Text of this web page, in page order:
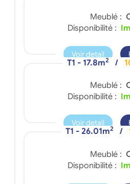
Meublé :
Disponibilité :
Voir detail
T1 - 17.8m2 /
Meublé :
Disponibilité :
Voir detail
T1 - 26.01m2 /
Meublé :
Disponibilité :